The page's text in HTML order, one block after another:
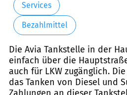
Services
Bezahlmittel
Die Avia Tankstelle in der
einfach über die
auch für LKW zugänglich.
das Tanken von Diesel und